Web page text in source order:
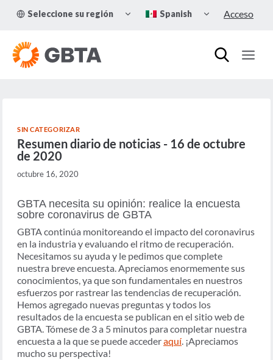
Seleccione su región
TOGGLE
CHILD
Spanish
CHILDAcceso
SIN CATEGORIZAR
Resumen diario de noticias - 16 de octubre
de 2020
octubre 16, 2020
GBTA necesita su opinión: realice la encuesta
sobre coronavirus de GBTA
GBTA continúa monitoreando el impacto del coronavirus
en la industria y evaluando el ritmo de recuperación.
Necesitamos su ayuda y le pedimos que complete
nuestra breve encuesta. Apreciamos enormemente sus
conocimientos, ya que son fundamentales en nuestros
esfuerzos por rastrear las tendencias de recuperación.
Hemos agregado nuevas preguntas y todos los
resultados de la encuesta se publican en el sitio web de
GBTA. Tómese de 3 a 5 minutos para completar nuestra
encuesta a la que se puede accederaquí. ¡Apreciamos
mucho su perspectiva!